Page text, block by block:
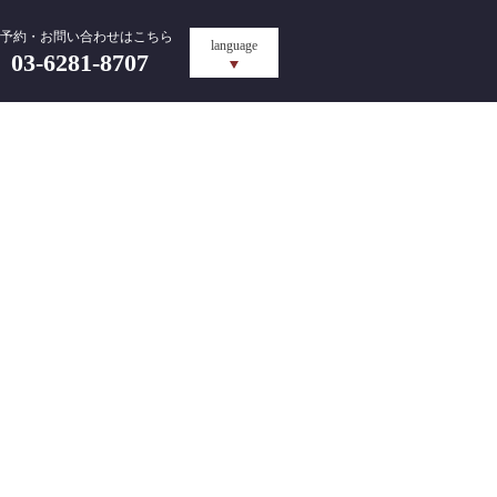
約・お問い合わせはこちら
03-6281-8707
language